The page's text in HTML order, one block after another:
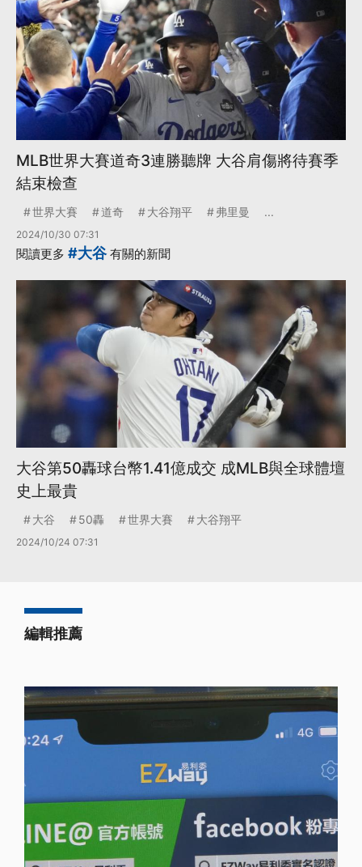
MLB世界大賽道奇3連勝聽牌 大谷肩傷將待賽季
結束檢查
世界大賽 道奇 大谷翔平 弗里曼 ...
2024/10/30 07:31
閱讀更多 #大谷有關的新聞
大谷第50轟球台幣1.41億成交 成MLB與全球體壇
史上最貴
大谷 50轟 世界大賽 大谷翔平
2024/10/24 07:31
編輯推薦